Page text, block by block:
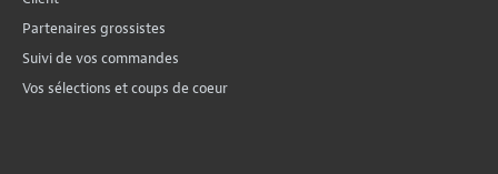
Partenaires grossistes
Suivi de vos commandes
Vos sélections et coups de coeur